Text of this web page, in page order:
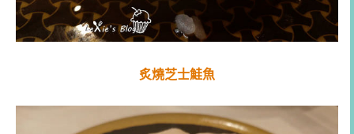
炙燒芝士鮭魚